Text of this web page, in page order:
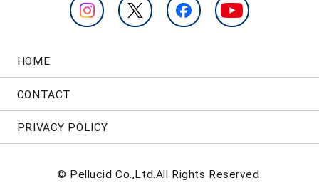
HOME
CONTACT
PRIVACY POLICY
© Pellucid Co.,Ltd.All Rights Reserved.